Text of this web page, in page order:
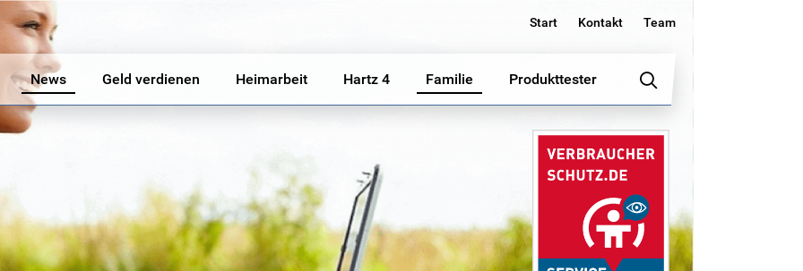
Start Kontakt Team
News Geld verdienen Heimarbeit Hartz 4 Familie Produkttester